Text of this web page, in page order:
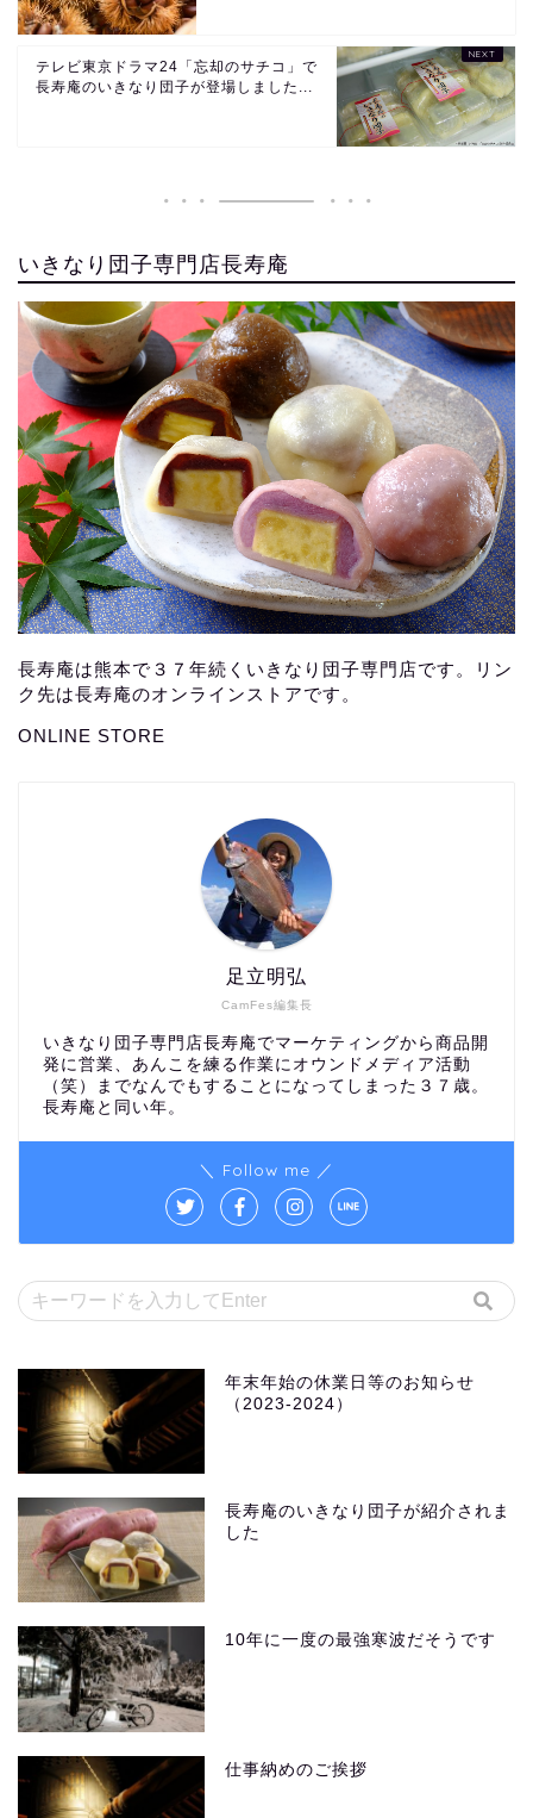
テレビ東京ドラマ24「忘却のサチコ」で
長寿庵のいきなり団子が登場しました...
いきなり団子専門店長寿庵
長寿庵は熊本で３７年続くいきなり団子専門店です。リン
ク先は長寿庵のオンラインストアです。
ONLINE STORE
CamFes編集長
足立明弘
いきなり団子専門店長寿庵でマーケティングから商品開
発に営業、あんこを練る作業にオウンドメディア活動
（笑）までなんでもすることになってしまった３７歳。
長寿庵と同い年。
＼ Follow me ／
年末年始の休業日等のお知らせ
（2023-2024）
長寿庵のいきなり団子が紹介されま
した
10年に一度の最強寒波だそうです
仕事納めのご挨拶